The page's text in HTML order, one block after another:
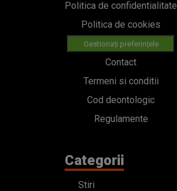
Politica de confidentialitate
Politica de cookies
Gestionați preferințele
Contact
Termeni si conditii
Cod deontologic
Regulamente
Categorii
Stiri